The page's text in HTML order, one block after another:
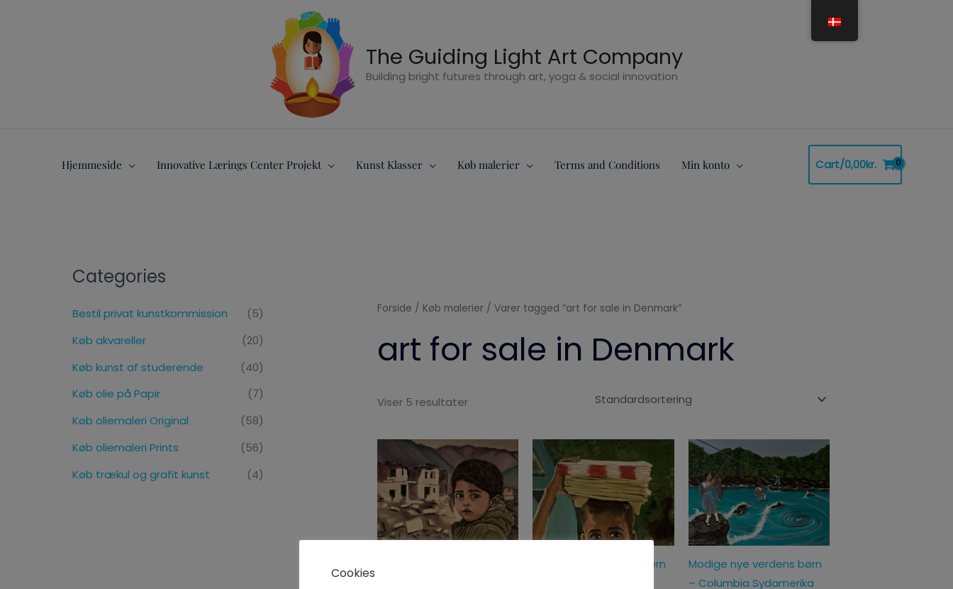
The Guiding Light Art Company
Building bright futures through art, yoga & social innovation
Hjemmeside Innovative Lærings Center Projekt Kunst Klasser Køb malerier Terms and Conditions Min konto Cart/0,00kr.
Categories
Bestil privat kunstkommission
(5)
Køb akvareller
(20)
Køb kunst af studerende
(40)
Køb olie på Papir
(7)
Køb oliemaleri Original
(58)
Køb oliemaleri Prints
(56)
Køb trækul og grafit kunst
(4)
Forside / Køb malerier / Varer tagged “art for sale in Denmark”
art for sale in Denmark
Viser 5 resultater
Modige nye verdens børn
Modige nye verdens børn
– Columbia Sydamerika
Cookies